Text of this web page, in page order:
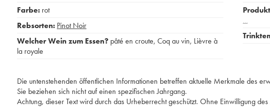
Farbe: rot
Rebsorten: Pinot Noir
Welcher Wein zum Essen? pâté en croute, Coq au vin, Lièvre à
la royale
…
Die untenstehenden öffentlichen Informationen betreffen aktuelle Merkmale des
Sie beziehen sich nicht auf einen spezifischen Jahrgang.
Achtung, dieser Text wird durch das Urheberrecht geschützt. Ohne Einwilligung